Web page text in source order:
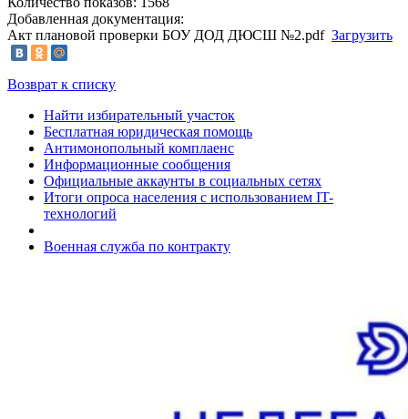
Добавленная документация:
Акт плановой проверки БОУ ДОД ДЮСШ №2.pdf Загрузить
Возврат к списку
Найти избирательный участок
Бесплатная юридическая помощь
Антимонопольный комплаенс
Информационные сообщения
Официальные аккаунты в социальных сетях
Итоги опроса населения с использованием IT-
технологий
Военная служба по контракту